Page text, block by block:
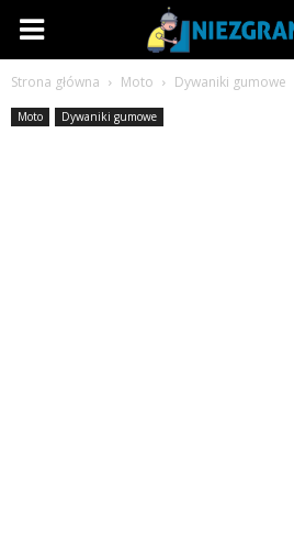
Niezgrani.pl
Strona główna Moto Dywaniki gumowe
Moto Dywaniki gumowe